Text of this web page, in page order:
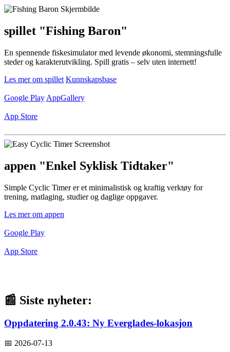
spillet "Fishing Baron"
En spennende fiskesimulator med levende økonomi, stemningsfulle
steder og karakterutvikling. Spill gratis – selv uten internett!
Les mer om spillet Kunnskapsbase
Google Play AppGallery
App Store
appen "Enkel Syklisk Tidtaker"
Simple Cyclic Timer er et minimalistisk og kraftig verktøy for
trening, matlaging, studier og daglige oppgaver.
Les mer om appen
Google Play
App Store
📰 Siste nyheter:
Oppdatering 2.0.43: Ny Everglades-lokasjon
📅 2026-07-13